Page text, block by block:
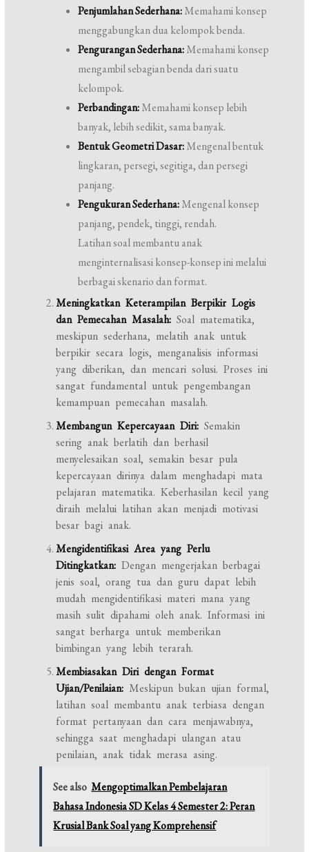
Penjumlahan Sederhana:Memahami konsep
menggabungkan dua kelompok benda.
Pengurangan Sederhana:Memahami konsep
mengambil sebagian benda dari suatu
kelompok.
Perbandingan:Memahami konsep lebih
banyak, lebih sedikit, sama banyak.
Bentuk Geometri Dasar:Mengenal bentuk
lingkaran, persegi, segitiga, dan persegi
panjang.
Pengukuran Sederhana:Mengenal konsep
panjang, pendek, tinggi, rendah.
Latihan soal membantu anak
menginternalisasi konsep-konsep ini melalui
berbagai skenario dan format.
Meningkatkan Keterampilan Berpikir Logis
dan Pemecahan Masalah: Soal matematika,
meskipun sederhana, melatih anak untuk
berpikir secara logis, menganalisis informasi
yang diberikan, dan mencari solusi. Proses ini
sangat fundamental untuk pengembangan
kemampuan pemecahan masalah.
Membangun Kepercayaan Diri: Semakin
sering anak berlatih dan berhasil
menyelesaikan soal, semakin besar pula
kepercayaan dirinya dalam menghadapi mata
pelajaran matematika. Keberhasilan kecil yang
diraih melalui latihan akan menjadi motivasi
besar bagi anak.
Mengidentifikasi Area yang Perlu
Ditingkatkan: Dengan mengerjakan berbagai
jenis soal, orang tua dan guru dapat lebih
mudah mengidentifikasi materi mana yang
masih sulit dipahami oleh anak. Informasi ini
sangat berharga untuk memberikan
bimbingan yang lebih terarah.
Membiasakan Diri dengan Format
Ujian/Penilaian: Meskipun bukan ujian formal,
latihan soal membantu anak terbiasa dengan
format pertanyaan dan cara menjawabnya,
sehingga saat menghadapi ulangan atau
penilaian, anak tidak merasa asing.
See also Mengoptimalkan Pembelajaran
Bahasa Indonesia SD Kelas 4 Semester 2: Peran
Krusial Bank Soal yang Komprehensif